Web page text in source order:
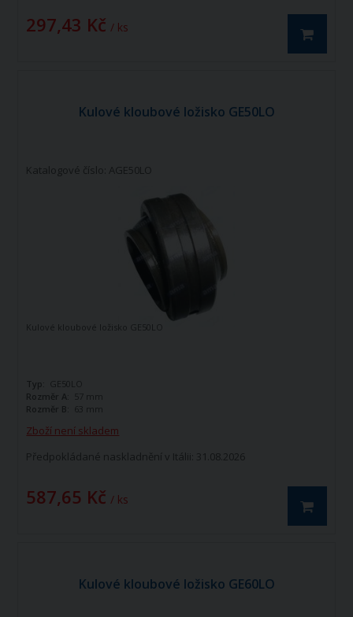
297,43 Kč / ks
Kulové kloubové ložisko GE50LO
Katalogové číslo: AGE50LO
Zboží není skladem
Předpokládané naskladnění v Itálii: 31.08.2026
587,65 Kč / ks
Kulové kloubové ložisko GE50LO
Typ:
GE50LO
Rozměr A:
57 mm
Rozměr B: 63 mm
Kulové kloubové ložisko GE60LO